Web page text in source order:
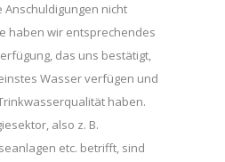
Anschuldigungen nicht
haben wir entsprechendes
das uns bestätigt,
Wasser verfügen und
haben.
also z. B.
etc. betrifft, sind